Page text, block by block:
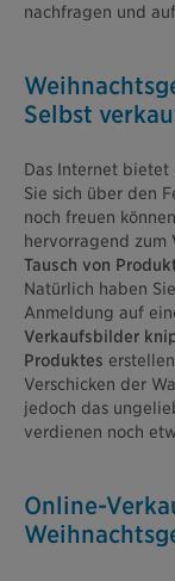
nachfragen und
Selbst
Das Internet
Sie sich über den
noch freuen
hervorragend zum
Tausch von
Natürlich haben
Anmeldung auf
Verkaufsbilder
Produktes
Verschicken der
jedoch das
verdienen noch
Online-